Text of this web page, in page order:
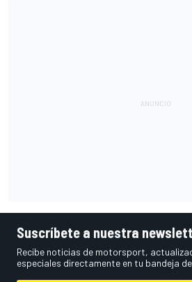
Suscríbete a nuestra
Recibe noticias de motorsport,
especiales directamente en tu bandeja